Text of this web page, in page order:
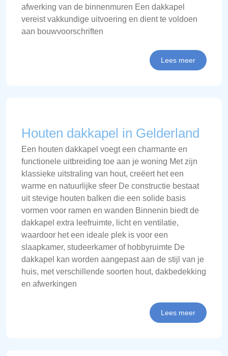
afwerking van de binnenmuren Een dakkapel
vereist vakkundige uitvoering en dient te voldoen
aan bouwvoorschriften
Lees meer
Houten dakkapel in Gelderland
Een houten dakkapel voegt een charmante en
functionele uitbreiding toe aan je woning Met zijn
klassieke uitstraling van hout, creëert het een
warme en natuurlijke sfeer De constructie bestaat
uit stevige houten balken die een solide basis
vormen voor ramen en wanden Binnenin biedt de
dakkapel extra leefruimte, licht en ventilatie,
waardoor het een ideale plek is voor een
slaapkamer, studeerkamer of hobbyruimte De
dakkapel kan worden aangepast aan de stijl van je
huis, met verschillende soorten hout, dakbedekking
en afwerkingen
Lees meer